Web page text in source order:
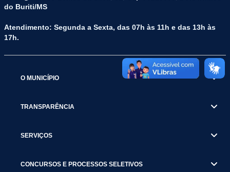
do Buriti/MS
Atendimento: Segunda a Sexta, das 07h às 11h e das 13h às
17h.
O MUNICÍPIO
TRANSPARÊNCIA
SERVIÇOS
CONCURSOS E PROCESSOS SELETIVOS